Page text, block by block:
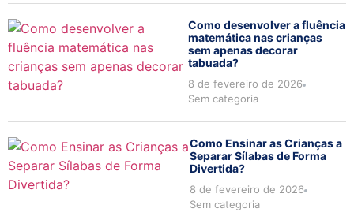
Como desenvolver a fluência
matemática nas crianças
sem apenas decorar
tabuada?
8 de fevereiro de 2026
Sem categoria
Como Ensinar as Crianças a
Separar Sílabas de Forma
Divertida?
8 de fevereiro de 2026
Sem categoria